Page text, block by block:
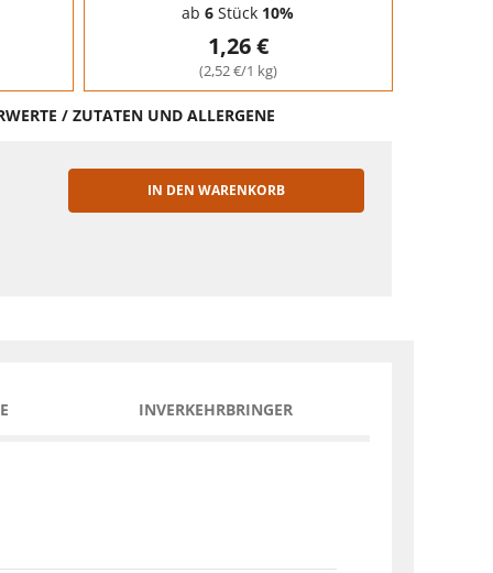
ab 6 Stück 10%
1,26 €
(2,52 €/1 kg)
/ ZUTATEN UND ALLERGENE
IN DEN WARENKORB
INVERKEHRBRINGER